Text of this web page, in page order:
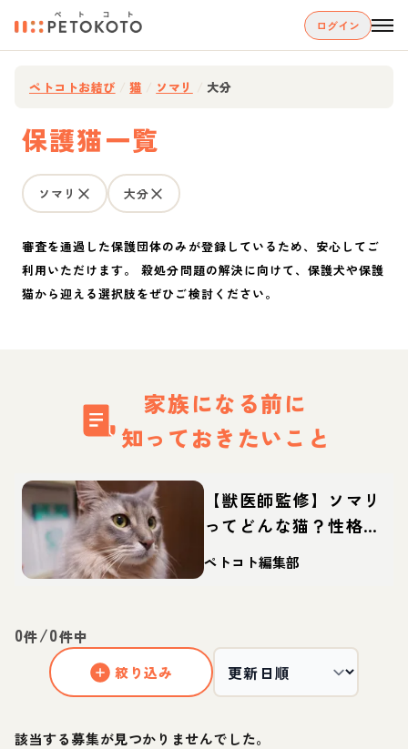
ログイン
ペトコトお結び 猫 ソマリ 大分
保護猫一覧
ソマリ 大分
審査を通過した保護団体のみが登録しているため、安心してご
利用いただけます。 殺処分問題の解決に向けて、保護犬や保護
猫から迎える選択肢をぜひご検討ください。
家族になる前に
知っておきたいこと
【獣医師監修】ソマリ
ってどんな猫？性格・
体重・寿命の特徴・迎
え方
ペトコト編集部
0件/0件中
絞り込み
該当する募集が見つかりませんでした。